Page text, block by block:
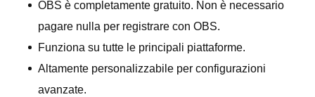
OBS è completamente gratuito. Non è necessario
pagare nulla per registrare con OBS.
Funziona su tutte le principali piattaforme.
Altamente personalizzabile per configurazioni
avanzate.